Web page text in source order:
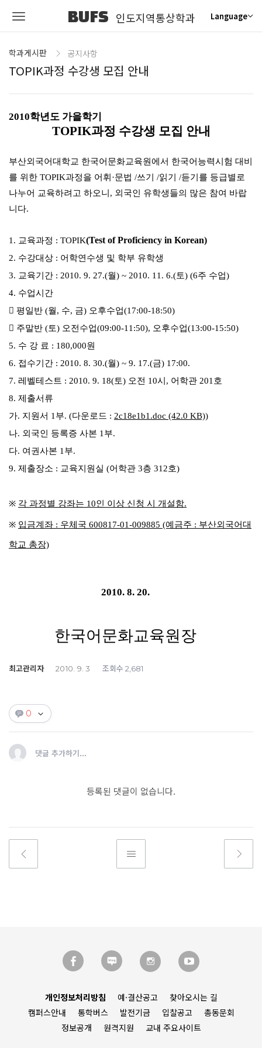
BUFS 인도지역통상학과 Language
학과게시판 공지사항
TOPIK과정 수강생 모집 안내
2010학년도 가을학기
TOPIK과정 수강생 모집 안내
부산외국어대학교 한국어문화교육원에서 한국어능력시험 대비
를 위한 TOPIK과정을 어휘·문법 /쓰기 /읽기 /듣기를 등급별로
나누어 교육하려고 하오니, 외국인 유학생들의 많은 참여 바랍
니다.
1. 교육과정 : TOPIK(Test of Proficiency in Korean)
2. 수강대상 : 어학연수생 및 학부 유학생
3. 교육기간 : 2010. 9. 27.(월) ~ 2010. 11. 6.(토) (6주 수업)
4. 수업시간
 평일반 (월, 수, 금) 오후수업(17:00-18:50)
 주말반 (토) 오전수업(09:00-11:50), 오후수업(13:00-15:50)
5. 수 강 료 : 180,000원
6. 접수기간 : 2010. 8. 30.(월) ~ 9. 17.(금) 17:00.
7. 레벨테스트 : 2010. 9. 18(토) 오전 10시, 어학관 201호
8. 제출서류
가. 지원서 1부. (다운로드 : 2c18e1b1.doc (42.0 KB))
나. 외국인 등록증 사본 1부.
다. 여권사본 1부.
9. 제출장소 : 교육지원실 (어학관 3층 312호)
※ 각 과정별 강좌는 10인 이상 신청 시 개설함.
※ 입금계좌 : 우체국 600817-01-009885 (예금주 : 부산외국어대
학교 총장)
2010. 8. 20.
한국어문화교육원장
최고관리자 2010. 9. 3 조회수 2,681
0
댓글 추가하기...
등록된 댓글이 없습니다.
개인정보처리방침 예·결산공고
찾아오시는 길
캠퍼스안내
통학버스 발전기금 입찰공고
총동문회
정보공개
원격지원 교내 주요사이트